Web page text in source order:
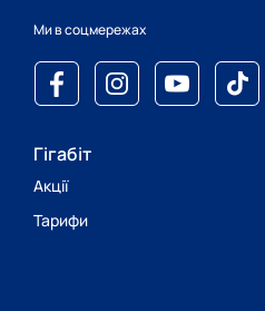
Ми в соцмережах
Гігабіт
Акції
Тарифи